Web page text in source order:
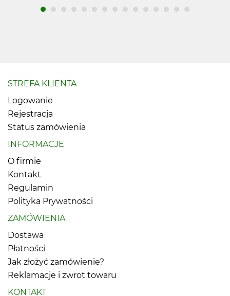
STREFA KLIENTA
Logowanie
Rejestracja
Status zamówienia
INFORMACJE
O firmie
Kontakt
Regulamin
Polityka Prywatności
ZAMÓWIENIA
Dostawa
Płatności
Jak złożyć zamówienie?
Reklamacje i zwrot towaru
KONTAKT